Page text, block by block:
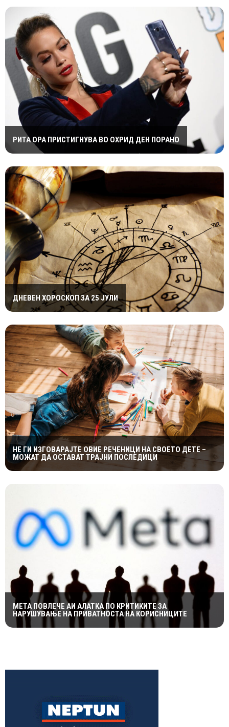
РИТА ОРА ПРИСТИГНУВА ВО ОХРИД ДЕН ПОРАНО
ДНЕВЕН ХОРОСКОП ЗА 25 ЈУЛИ
НЕ ГИ ИЗГОВАРАЈТЕ ОВИЕ РЕЧЕНИЦИ НА СВОЕТО ДЕТЕ –
МОЖАТ ДА ОСТАВАТ ТРАЈНИ ПОСЛЕДИЦИ
МЕТА ПОВЛЕЧЕ АИ АЛАТКА ПО КРИТИКИТЕ ЗА
НАРУШУВАЊЕ НА ПРИВАТНОСТА НА КОРИСНИЦИТЕ